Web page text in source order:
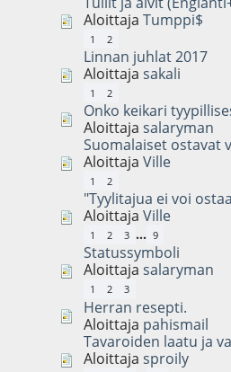
AloittajaTumppi$
1 2
Linnan juhlat 2017
Aloittajasakali
1 2
Onko keikari
Aloittajasalaryman
Suomalaiset ostavat
AloittajaVille
1 2
"Tyylitajua ei voi
AloittajaVille
1 2 3 ... 9
Statussymboli
Aloittajasalaryman
1 2 3
Herran resepti.
Aloittaja pahismail
Tavaroiden laatu ja
Aloittajasproily